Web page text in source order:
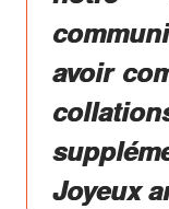
avoir
Joyeux